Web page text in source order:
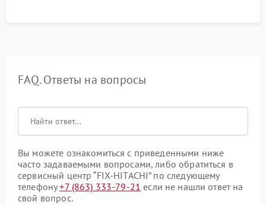
FAQ. Ответы на вопросы
Вы можете ознакомиться с приведенными ниже
часто задаваемыми вопросами, либо обратиться в
сервисный центр “FIX-HITACHI” по следующему
телефону+7 (863) 333-79-21 если не нашли ответ на
свой вопрос.